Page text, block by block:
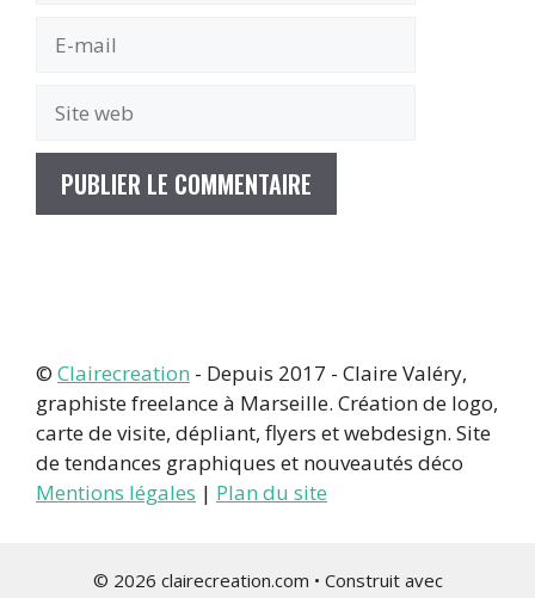
mail
web
© Clairecreation - Depuis 2017 - Claire Valéry,
graphiste freelance à Marseille. Création de logo,
carte de visite, dépliant, flyers et webdesign. Site
de tendances graphiques et nouveautés déco
Mentions légales | Plan du site
© 2026 clairecreation.com • Construit avec